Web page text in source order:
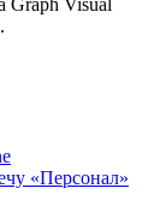
«Персонал»